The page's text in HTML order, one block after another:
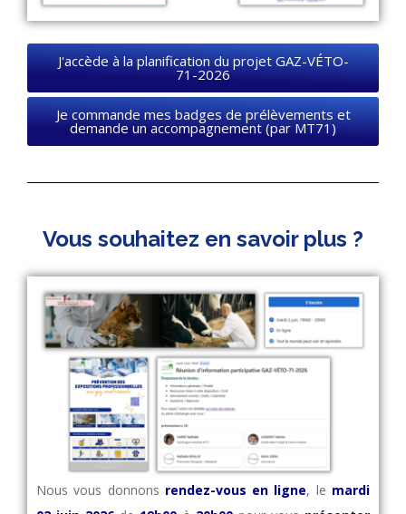
J'accède à la planification du projet GAZ-VÉTO-
71-2026
Je commande mes badges de prélèvements et
demande un accompagnement (par MT71)
Vous souhaitez en savoir plus ?
Nous vous donnons rendez-vous en ligne, le mardi